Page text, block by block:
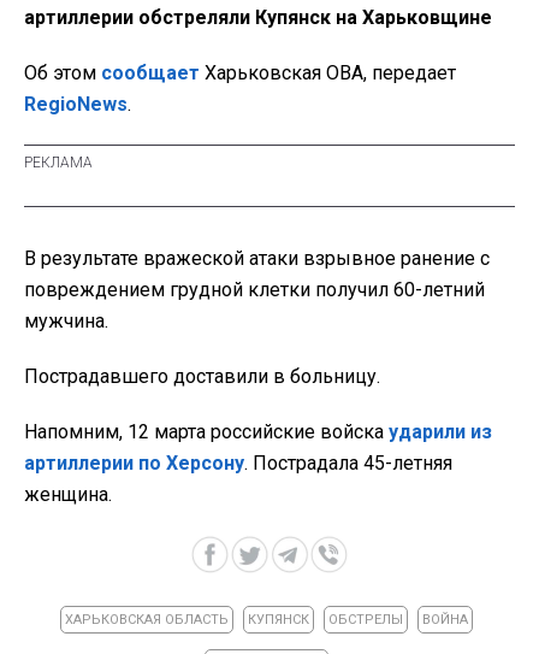
артиллерии обстреляли Купянск на Харьковщине
Об этом сообщает Харьковская ОВА, передает
RegioNews.
В результате вражеской атаки взрывное ранение с
повреждением грудной клетки получил 60-летний
мужчина.
Пострадавшего доставили в больницу.
Напомним, 12 марта российские войска ударили из
артиллерии по Херсону. Пострадала 45-летняя
женщина.
ХАРЬКОВСКАЯ ОБЛАСТЬ КУПЯНСК ОБСТРЕЛЫ ВОЙНА